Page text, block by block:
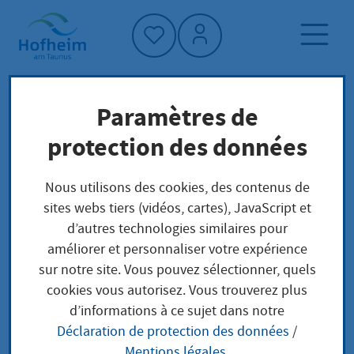
Accueil"
Page d'accueil
Trouver un service
Préoccupations locales
Landschaftsplanung
Leistungsbeschreibung
Die Landschaftsplanung in Hessen stellt einen
Paramètres de
protection des données
Nous utilisons des cookies, des contenus de
sites webs tiers (vidéos, cartes), JavaScript et
d’autres technologies similaires pour
améliorer et personnaliser votre expérience
sur notre site. Vous pouvez sélectionner, quels
cookies vous autorisez. Vous trouverez plus
d’informations à ce sujet dans notre
Déclaration de protection des données /